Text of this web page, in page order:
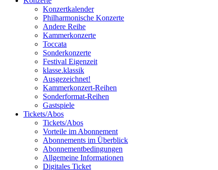
Konzertkalender
Philharmonische Konzerte
Andere Reihe
Kammerkonzerte
Toccata
Sonderkonzerte
Festival Eigenzeit
klasse.klassik
Ausgezeichnet!
Kammerkonzert-Reihen
Sonderformat-Reihen
Gastspiele
Tickets/Abos
Tickets/Abos
Vorteile im Abonnement
Abonnements im Überblick
Abonnement­bedingungen
Allgemeine Informationen
Digitales Ticket